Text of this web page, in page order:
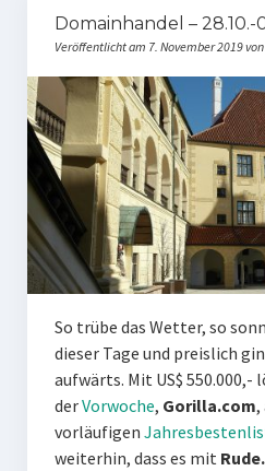
Domainhandel – 28.10.-
Veröffentlicht am 7. November 2019 von
So trübe das Wetter, so
dieser Tage und preislich
aufwärts. Mit US$ 550.000,-
derVorwoche, Gorilla.com,
vorläufigen
weiterhin, dass es mit